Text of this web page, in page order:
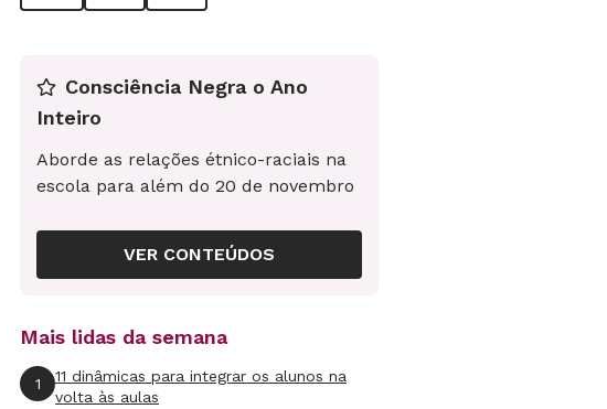
Consciência Negra o Ano
Inteiro
Aborde as relações étnico-raciais na
escola para além do 20 de novembro
VER CONTEÚDOS
Mais lidas da semana
1
11 dinâmicas para integrar os alunos na
volta às aulas